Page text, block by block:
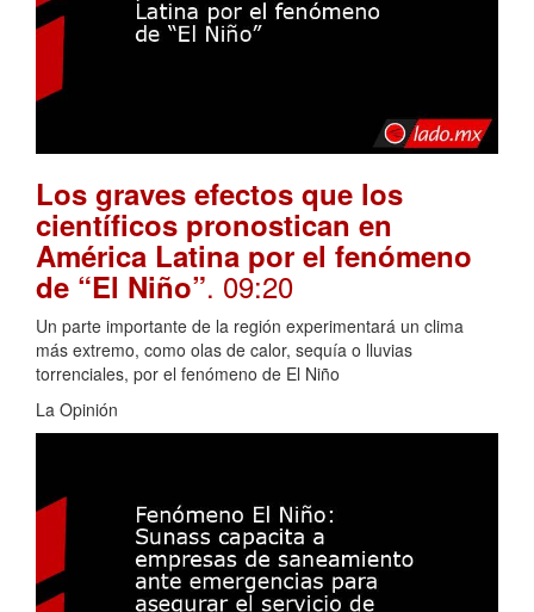
Los graves efectos que los
científicos pronostican en
América Latina por el fenómeno
de “El Niño”. 09:20
Un parte importante de la región experimentará un clima
más extremo, como olas de calor, sequía o lluvias
torrenciales, por el fenómeno de El Niño
La Opinión